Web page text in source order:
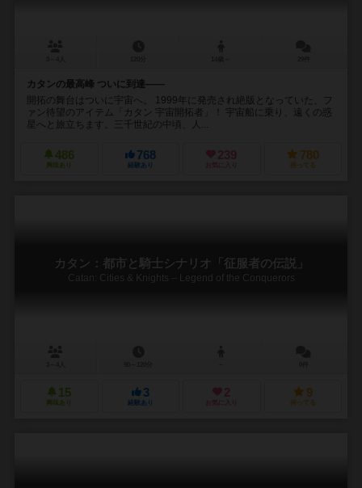
カタンの最高峰 ついに到達――
開拓の舞台はついに宇宙へ。 1999年に発売され絶版となっていた、フ
ァン待望のアイテム「カタン 宇宙開拓者」！ 宇宙船に乗り、遠くの惑
星へと旅立ちます。三千世紀の中頃、人...
486
興味あり
768
経験あり
239
お気に入り
780
持ってる
カタン：都市と騎士シナリオ「征服者の伝説」
Catan: Cities & Knights – Legend of the Conquerors
15
興味あり
3
経験あり
2
お気に入り
9
持ってる